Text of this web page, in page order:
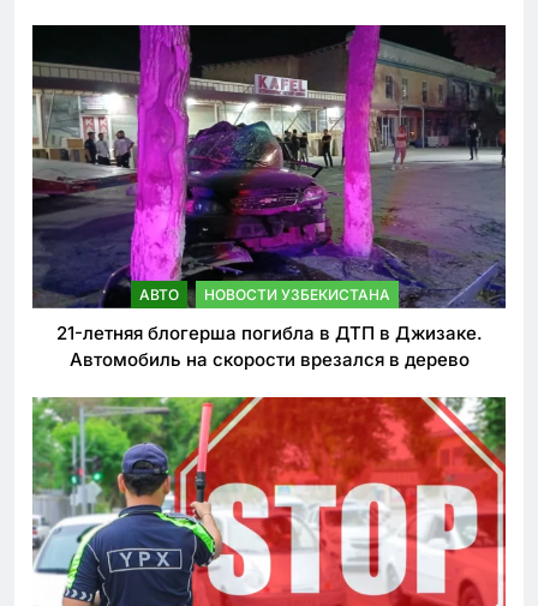
АВТО НОВОСТИ УЗБЕКИСТАНА
21-летняя блогерша погибла в ДТП в Джизаке.
Автомобиль на скорости врезался в дерево